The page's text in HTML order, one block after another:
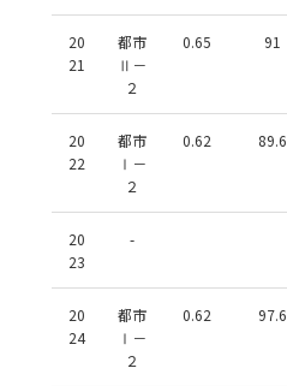
20
21
都市
Ⅱ－
２
0.65 91
20
22
都市
Ⅰ－
２
0.62 89.6
20
23
-
20
24
都市
Ⅰ－
２
0.62 97.6